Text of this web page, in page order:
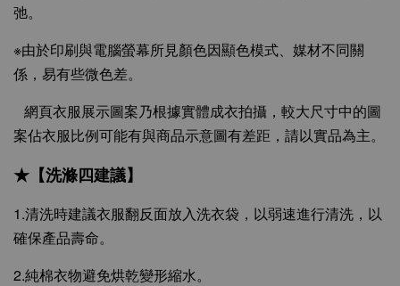
弛。
※由於印刷與電腦螢幕所見顏色因顯色模式、媒材不同關
係，易有些微色差。
網頁衣服展示圖案乃根據實體成衣拍攝，較大尺寸中的圖
案佔衣服比例可能有與商品示意圖有差距，請以實品為主。
★【洗滌四建議】
1.清洗時建議衣服翻反面放入洗衣袋，以弱速進行清洗，以
確保產品壽命。
2.純棉衣物避免烘乾變形縮水。